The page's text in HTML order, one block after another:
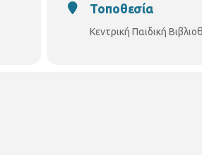
Τοποθεσία
Κεντρική Παιδική